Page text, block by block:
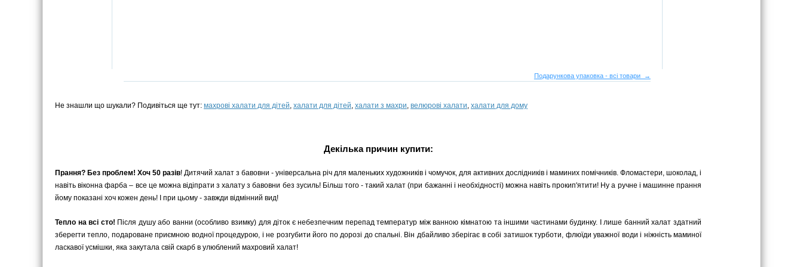
Подарункова упаковка - всі товари →
Не знашли що шукали? Подивіться ще тут: махрові халати для дітей, халати для дітей, халати з махри, велюрові халати, халати для дому
Декілька причин купити:
Прання? Без проблем! Хоч 50 разів! Дитячий халат з бавовни - універсальна річ для маленьких художників і чомучок, для активних дослідників і маминих помічників. Фломастери, шоколад, і
навіть віконна фарба – все це можна відіпрати з халату з бавовни без зусиль! Більш того - такий халат (при бажанні і необхідності) можна навіть прокип'ятити! Ну а ручне і машинне прання
йому показані хоч кожен день! І при цьому - завжди відмінний вид!
Тепло на всі сто! Після душу або ванни (особливо взимку) для діток є небезпечним перепад температур між ванною кімнатою та іншими частинами будинку. І лише банний халат здатний
зберегти тепло, подароване приємною водної процедурою, і не розгубити його по дорозі до спальні. Він дбайливо зберігає в собі затишок турботи, флюїди уважної води і ніжність маминої
ласкавої усмішки, яка закутала свій скарб в улюблений махровий халат!